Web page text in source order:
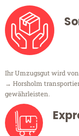
Ihr Umzugsgut wird
→ Horsholm
gewährleisten.